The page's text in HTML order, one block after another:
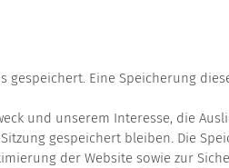
gespeichert. Eine Speicherung
und unserem Interesse, die
gespeichert bleiben. Die
der Website sowie zur